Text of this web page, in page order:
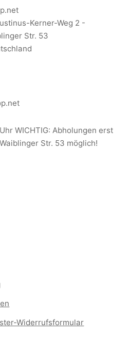
Kerner-Weg 2 -
Str. 53
WICHTIG: Abholungen erst
Str. 53 möglich!
Widerrufsformular